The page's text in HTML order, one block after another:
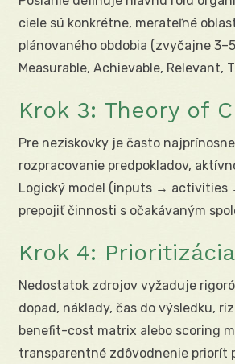
ciele sú konkrétne, merateľné
plánovaného obdobia (zvyčajne
Measurable, Achievable, Relevant,
Krok 3: Theory of
Pre neziskovky je často
rozpracovanie predpokladov,
Logický model (inputs →
prepojiť činnosti s očakávaným
Krok 4:
Nedostatok zdrojov vyžaduje
dopad, náklady, čas do výsledku,
benefit-cost matrix alebo scoring
transparentné zdôvodnenie priorít